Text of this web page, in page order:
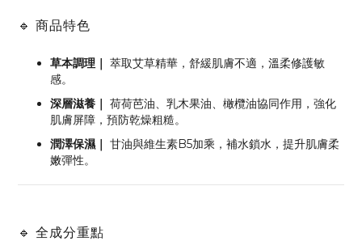
🔹 商品特色
草本調理｜
萃取艾草精華，舒緩肌膚不適，溫柔修護敏
感。
深層滋養｜
荷荷芭油、乳木果油、橄欖油協同作用，強化
肌膚屏障，預防乾燥粗糙。
潤澤保濕｜
甘油與維生素B5加乘，補水鎖水，提升肌膚柔
嫩彈性。
🔹 全成分重點